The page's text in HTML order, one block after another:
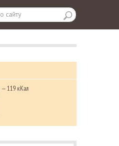
— 119 кКал